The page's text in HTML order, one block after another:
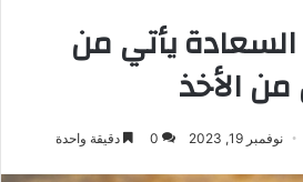
يأتي من
الأخذ
نوفمبر 19, 2023 0 دقيقة واحدة